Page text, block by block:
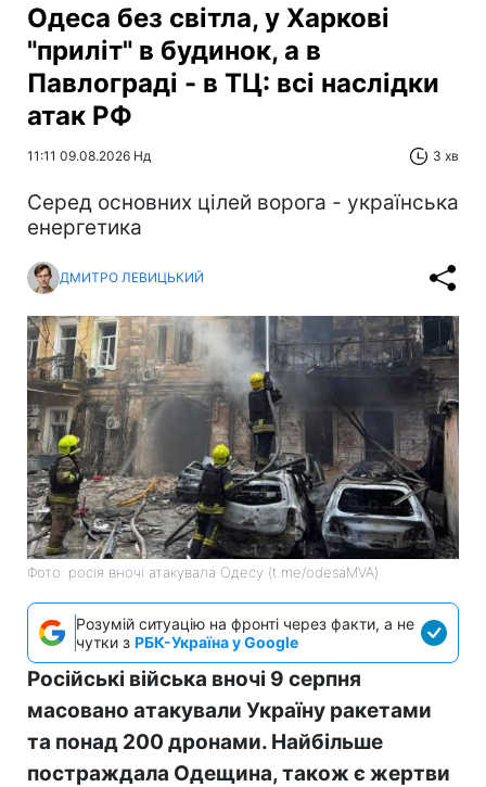
Одеса без світла, у Харкові
"приліт" в будинок, а в
Павлограді - в ТЦ: всі наслідки
атак РФ
11:11 09.08.2026 Нд 3 хв
Серед основних цілей ворога - українська
енергетика
ДМИТРО ЛЕВИЦЬКИЙ
Фото: росія вночі атакувала Одесу (t.me/odesaMVA)
Розумій ситуацію на фронті через факти, а не
чутки з РБК-Україна у Google
Російські війська вночі 9 серпня
масовано атакували Україну ракетами
та понад 200 дронами. Найбільше
постраждала Одещина, також є жертви